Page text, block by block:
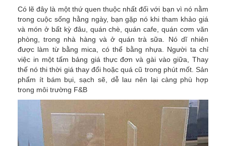
Có lẽ đây là một thứ quen thuộc nhất đối với bạn vì nó nằm
trong cuộc sống hằng ngày, bạn gặp nó khi tham khảo giá
và món ở bất kỳ đâu, quán chè, quán cafe, quán cơm văn
phòng, trong nhà hàng và ở quán trà sữa. Nó dĩ nhiên
được làm từ bằng mica, có thể bằng nhựa. Người ta chỉ
việc in một tấm bảng giá thực đơn và gài vào giữa, Thay
thế nó thi thời giá thay đổi hoặc quá cũ trong phút mốt. Sản
phẩm ít bám bụi, sạch sẽ, dễ lau nên lại càng phù hợp
trong môi trường F&B